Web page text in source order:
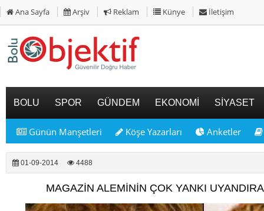
Ana Sayfa Arşiv Reklam Künye İletişim
BOLU SPOR GÜNDEM EKONOMİ SİYASET
Günün Manşetleri Köşe Yazarları Anketler
01-09-2014 4488
MAGAZİN ALEMİNİN ÇOK YANKI